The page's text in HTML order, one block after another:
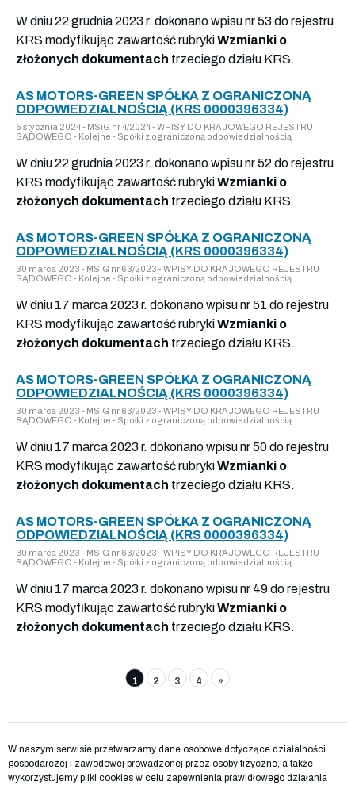
W dniu 22 grudnia 2023 r. dokonano wpisu nr 53 do rejestru
KRS modyfikując zawartość rubrykiWzmianki o
złożonych dokumentach trzeciego działu KRS.
AS MOTORS-GREEN SPÓŁKA Z OGRANICZONĄ
ODPOWIEDZIALNOŚCIĄ (KRS 0000396334)
5 stycznia 2024 - MSiG nr 4/2024 - WPISY DO KRAJOWEGO REJESTRU
SĄDOWEGO - Kolejne - Spółki z ograniczoną odpowiedzialnością
W dniu 22 grudnia 2023 r. dokonano wpisu nr 52 do rejestru
KRS modyfikując zawartość rubrykiWzmianki o
złożonych dokumentach trzeciego działu KRS.
AS MOTORS-GREEN SPÓŁKA Z OGRANICZONĄ
ODPOWIEDZIALNOŚCIĄ (KRS 0000396334)
30 marca 2023 - MSiG nr 63/2023 - WPISY DO KRAJOWEGO REJESTRU
SĄDOWEGO - Kolejne - Spółki z ograniczoną odpowiedzialnością
W dniu 17 marca 2023 r. dokonano wpisu nr 51 do rejestru
KRS modyfikując zawartość rubrykiWzmianki o
złożonych dokumentach trzeciego działu KRS.
AS MOTORS-GREEN SPÓŁKA Z OGRANICZONĄ
ODPOWIEDZIALNOŚCIĄ (KRS 0000396334)
30 marca 2023 - MSiG nr 63/2023 - WPISY DO KRAJOWEGO REJESTRU
SĄDOWEGO - Kolejne - Spółki z ograniczoną odpowiedzialnością
W dniu 17 marca 2023 r. dokonano wpisu nr 50 do rejestru
KRS modyfikując zawartość rubrykiWzmianki o
złożonych dokumentach trzeciego działu KRS.
AS MOTORS-GREEN SPÓŁKA Z OGRANICZONĄ
ODPOWIEDZIALNOŚCIĄ (KRS 0000396334)
30 marca 2023 - MSiG nr 63/2023 - WPISY DO KRAJOWEGO REJESTRU
SĄDOWEGO - Kolejne - Spółki z ograniczoną odpowiedzialnością
W dniu 17 marca 2023 r. dokonano wpisu nr 49 do rejestru
KRS modyfikując zawartość rubrykiWzmianki o
złożonych dokumentach trzeciego działu KRS.
1 2 3 4 »
W naszym serwisie przetwarzamy dane osobowe dotyczące działalności
gospodarczej i zawodowej prowadzonej przez osoby fizyczne, a także
wykorzystujemy pliki cookies w celu zapewnienia prawidłowego działania